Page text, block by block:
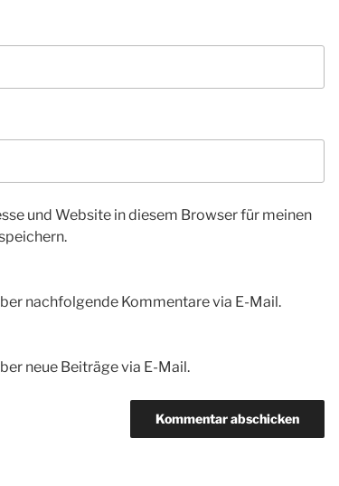
und Website in diesem Browser für meinen
nachfolgende Kommentare via E-Mail.
neue Beiträge via E-Mail.